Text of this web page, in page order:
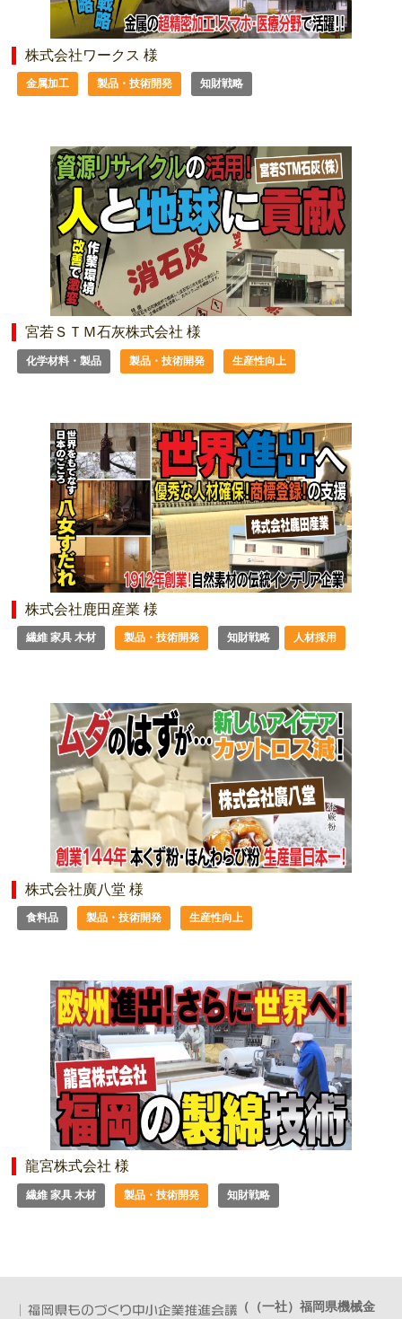
株式会社ワークス 様
金属加工 製品・技術開発 知財戦略
宮若ＳＴＭ石灰株式会社 様
化学材料・製品 製品・技術開発 生産性向上
株式会社鹿田産業 様
繊維 家具 木材 製品・技術開発 知財戦略 人材採用
株式会社廣八堂 様
食料品 製品・技術開発 生産性向上
龍宮株式会社 様
繊維 家具 木材 製品・技術開発 知財戦略
（（一社）福岡県機械金